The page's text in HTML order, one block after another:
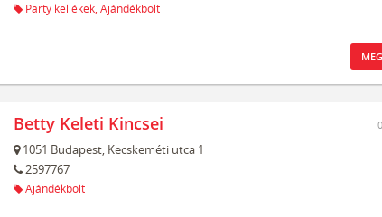
Party kellékek, Ajándékbolt
Betty Keleti Kincsei
1051 Budapest, Kecskeméti utca 1
2597767
Ajándékbolt
0